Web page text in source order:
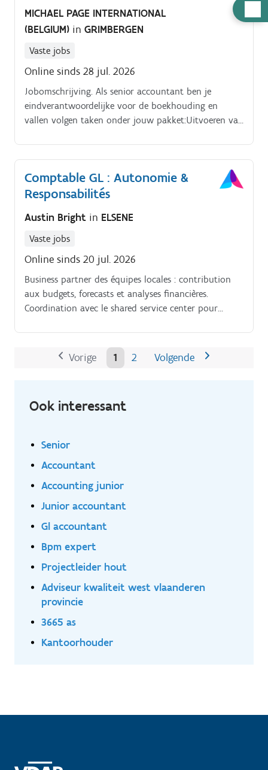
MICHAEL PAGE INTERNATIONAL
(BELGIUM) in GRIMBERGEN
Vaste jobs
Online sinds 28 jul. 2026
Jobomschrijving. Als senior accountant ben je
eindverantwoordelijke voor de boekhouding en
vallen volgen taken onder jouw pakket:Uitvoeren van
aan het opstellen van budgetten. Aanspreekpunt
audit
Comptable GL : Autonomie &
Responsabilités
Austin Bright in ELSENE
Vaste jobs
Online sinds 20 jul. 2026
Business partner des équipes locales : contribution
aux budgets, forecasts et analyses financières.
Coordination avec le shared service center pour
Vorige 1 2 Volgende
Ook interessant
Senior
Accountant
Accounting junior
Junior accountant
Gl accountant
Bpm expert
Projectleider hout
Adviseur kwaliteit west vlaanderen
provincie
3665 as
Kantoorhouder